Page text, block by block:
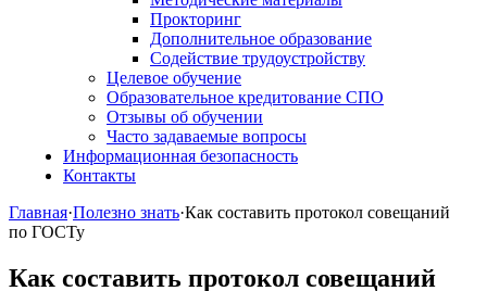
Прокторинг
Дополнительное образование
Содействие трудоустройству
Целевое обучение
Образовательное кредитование СПО
Отзывы об обучении
Часто задаваемые вопросы
Информационная безопасность
Контакты
Главная·Полезно знать·Как составить протокол совещаний
по ГОСТу
Как составить протокол совещаний